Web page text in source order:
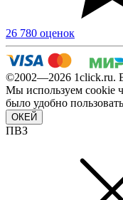
26 780 оценок
©2002—2026 1сlick.ru.
Мы используем cookie
было удобно
ОКЕЙ
ПВЗ